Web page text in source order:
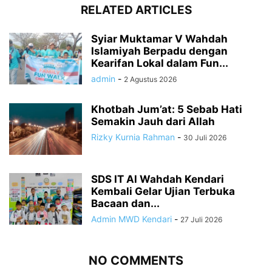
RELATED ARTICLES
Syiar Muktamar V Wahdah
Islamiyah Berpadu dengan
Kearifan Lokal dalam Fun...
admin - 2 Agustus 2026
Khotbah Jum’at: 5 Sebab Hati
Semakin Jauh dari Allah
Rizky Kurnia Rahman - 30 Juli 2026
SDS IT Al Wahdah Kendari
Kembali Gelar Ujian Terbuka
Bacaan dan...
Admin MWD Kendari - 27 Juli 2026
NO COMMENTS